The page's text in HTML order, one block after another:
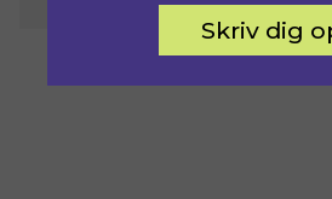
historiske beslag og
desuden bøger om
og istandsættelse med
Skriv dig